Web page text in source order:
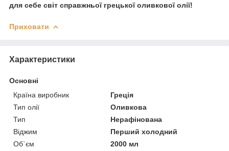
для себе світ справжньої грецької оливкової олії!
Приховати
Характеристики
Основні
Країна виробник
Греція
Тип олії
Оливкова
Тип
Нерафінована
Віджим
Перший холодний
Об`єм
2000 мл